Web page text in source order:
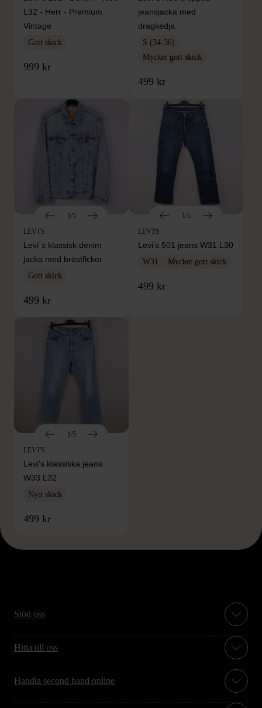
L32 - Herr - Premium
Vintage
Gott skick
999 kr
jeansjacka med
dragkedja
S (34-36)
Mycket gott skick
499 kr
1/5
LEVI'S
Levi´s klassisk denim
jacka med bröstfickor
Gott skick
499 kr
1/5
LEVI'S
Levi's 501 jeans W31 L30
W31 Mycket gott skick
499 kr
1/5
LEVI'S
Levi's klassiska jeans
W33 L32
Nytt skick
499 kr
Stöd oss
Hitta till oss
Handla second hand online